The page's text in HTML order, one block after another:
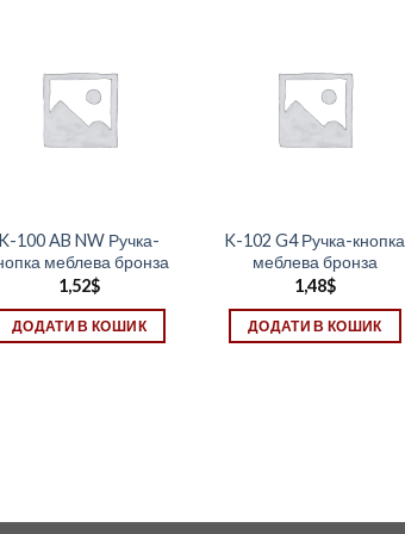
100 AB NW Ручка-
меблева бронза
1,52$
ДОДАТИ В КОШИК
K-102 G4 Ручка-кнопка
меблева бронза
1,48$
ДОДАТИ В КОШИК